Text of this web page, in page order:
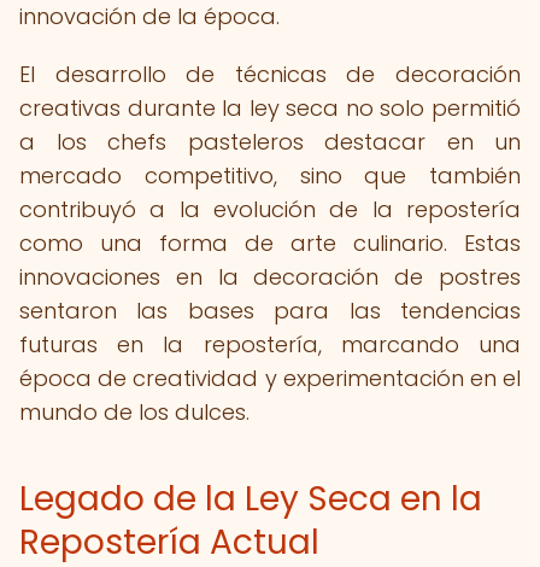
innovación de la época.
El desarrollo de técnicas de decoración
creativas durante la ley seca no solo permitió
a los chefs pasteleros destacar en un
mercado competitivo, sino que también
contribuyó a la evolución de la repostería
como una forma de arte culinario. Estas
innovaciones en la decoración de postres
sentaron las bases para las tendencias
futuras en la repostería, marcando una
época de creatividad y experimentación en el
mundo de los dulces.
Legado de la Ley Seca en la
Repostería Actual